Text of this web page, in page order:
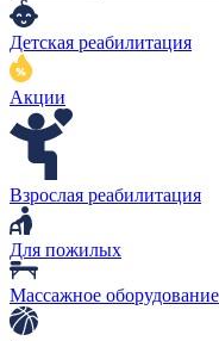
Детская реабилитация
Акции
Взрослая реабилитация
Для пожилых
Массажное оборудование